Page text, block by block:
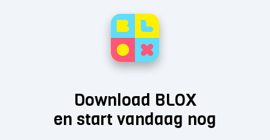
Download BLOX
en start vandaag nog